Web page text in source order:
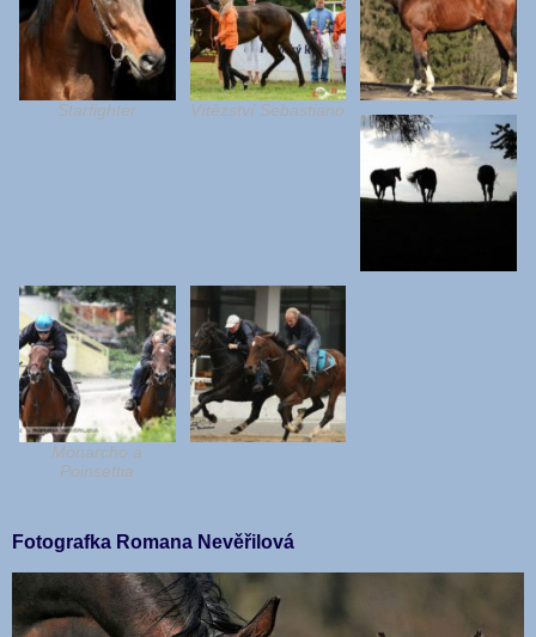
Starfighter Vítězství Sebastiano
Monarcho a
Poinsettia
Fotografka Romana Nevěřilová